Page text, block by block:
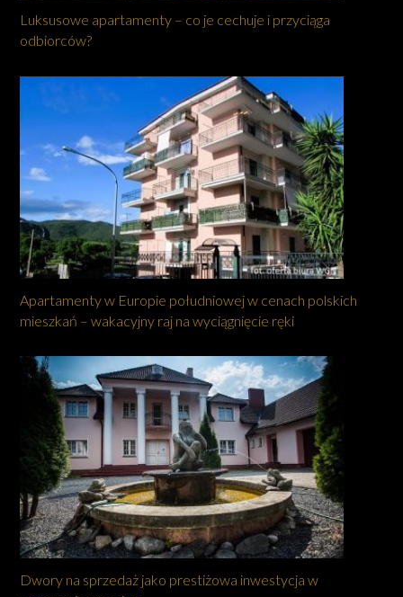
Luksusowe apartamenty – co je cechuje i przyciąga
odbiorców?
Apartamenty w Europie południowej w cenach polskich
mieszkań – wakacyjny raj na wyciągnięcie ręki
Dwory na sprzedaż jako prestiżowa inwestycja w